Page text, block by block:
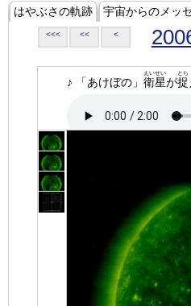
はやぶさの軌跡 宇宙からのメッ
<<< << <
♪ 「あけぼの」 衛星
えいせい
が捉
とら